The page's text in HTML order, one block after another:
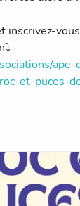
inscrivez-
ape-
et-puces-